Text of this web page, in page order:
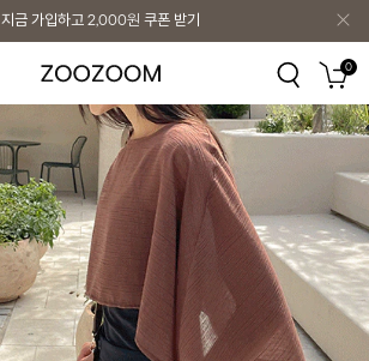
지금 가입하고 2,000원 쿠폰 받기
0